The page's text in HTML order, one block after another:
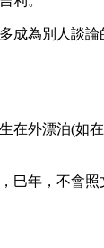
成為別人談
在外漂泊(如
巳年，不會照